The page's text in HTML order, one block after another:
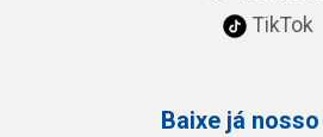
TikTok
Baixe já